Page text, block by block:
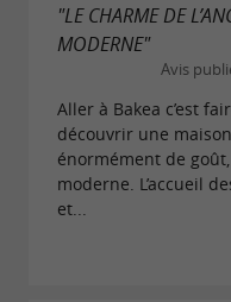
"LE CHARME DE
MODERNE"
Avis
Aller à Bakea c’est
découvrir une
énormément de
moderne. L’accueil
et...